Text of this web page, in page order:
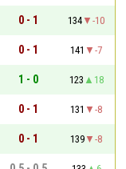
0 - 1 134
-10
0 - 1 141
-7
1 - 0 123
18
0 - 1 131
-8
0 - 1 139
-8